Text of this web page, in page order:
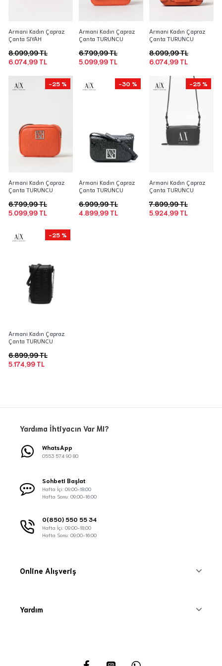
Armani Kadın Çapraz
Çanta SIYAH
6.074,99 TL
8.099,99 TL
Armani Kadın Çapraz
Çanta TURUNCU
5.099,99 TL
6.799,99 TL
Armani Kadın Çapraz
Çanta TURUNCU
6.074,99 TL
8.099,99 TL
-25 %
Armani Kadın Çapraz
Çanta TURUNCU
5.099,99 TL
6.799,99 TL
-30 %
Armani Kadın Çapraz
Çanta TURUNCU
4.899,99 TL
6.999,99 TL
-25 %
Armani Kadın Çapraz
Çanta TURUNCU
5.924,99 TL
7.899,99 TL
-25 %
Armani Kadın Çapraz
Çanta TURUNCU
5.174,99 TL
6.899,99 TL
Yardıma İhtiyacın Var MI?
WhatsApp
0553 574 90 80
Sohbeti Başlat
Hafta İçi: 09:00-18:00
Hafta Sonu: 09:00-16:00
0(850) 550 55 34
Hafta İçi: 09:00-18:00
Hafta Sonu: 09:00-16:00
Online Alışveriş
Yardım